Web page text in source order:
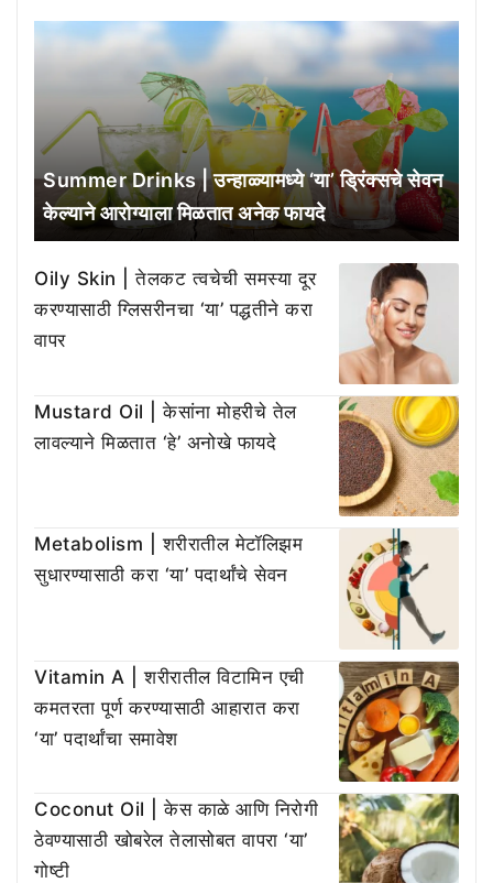
Summer Drinks | उन्हाळ्यामध्ये ‘या’ ड्रिंक्सचे सेवन
केल्याने आरोग्याला मिळतात अनेक फायदे
Oily Skin | तेलकट त्वचेची समस्या दूर
करण्यासाठी ग्लिसरीनचा ‘या’ पद्धतीने करा
वापर
Mustard Oil | केसांना मोहरीचे तेल
लावल्याने मिळतात ‘हे’ अनोखे फायदे
Metabolism | शरीरातील मेटॉलिझम
सुधारण्यासाठी करा ‘या’ पदार्थांचे सेवन
Vitamin A | शरीरातील विटामिन एची
कमतरता पूर्ण करण्यासाठी आहारात करा
‘या’ पदार्थांचा समावेश
Coconut Oil | केस काळे आणि निरोगी
ठेवण्यासाठी खोबरेल तेलासोबत वापरा ‘या’
गोष्टी